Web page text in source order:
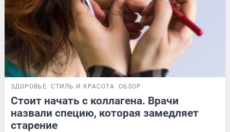
ЗДОРОВЬЕ СТИЛЬ И КРАСОТА ОБЗОР
Стоит начать с коллагена. Врачи
назвали специю, которая замедляет
старение